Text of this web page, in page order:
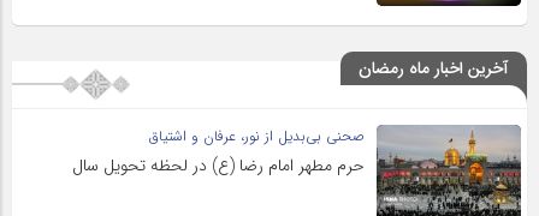
آخرین اخبار ماه رمضان
صحنی بی‌بدیل از نور، عرفان و اشتیاق
حرم مطهر امام رضا (ع) در لحظه تحویل سال